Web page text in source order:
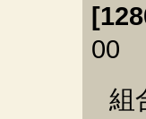
00
組